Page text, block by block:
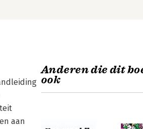
aan
Anderen die dit
ook